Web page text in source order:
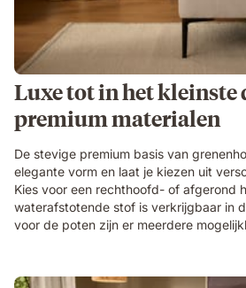
Luxe tot in het kleinste
premium materialen
De stevige premium basis van
elegante vorm en laat je kiezen uit
Kies voor een rechthoofd- of afgerond
waterafstotende stof is verkrijgbaar in
voor de poten zijn er meerdere